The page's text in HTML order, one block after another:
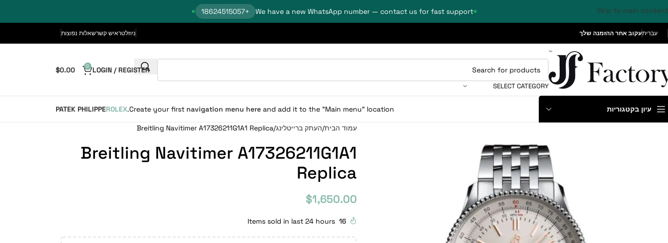
We have a new WhatsApp number — contact us for fast support
+18624515057 Skip to main content
עבריתעקוב אחר ההזמנה שלך ניוזלטראיש קשרשאלות נפוצות
SELECT CATEGORY
LOGIN / REGISTER
0
$0.00
עיון בקטגוריות Create your first navigation menu here and add it to the "Main menu" location.
ROLEX
PATEK PHILIPPE
עמוד הבית העתק ברייטלינג Breitling Navitimer A17326211G1A1 Replica
Breitling Navitimer A17326211G1A1
Replica
$1,650.00
16
Items sold in last 24 hours